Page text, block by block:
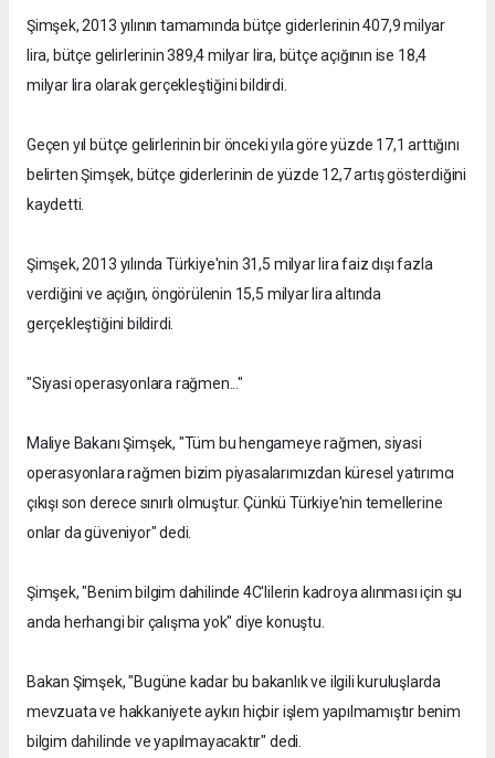
Şimşek, 2013 yılının tamamında bütçe giderlerinin 407,9 milyar
lira, bütçe gelirlerinin 389,4 milyar lira, bütçe açığının ise 18,4
milyar lira olarak gerçekleştiğini bildirdi.
Geçen yıl bütçe gelirlerinin bir önceki yıla göre yüzde 17,1 arttığını
belirten Şimşek, bütçe giderlerinin de yüzde 12,7 artış gösterdiğini
kaydetti.
Şimşek, 2013 yılında Türkiye'nin 31,5 milyar lira faiz dışı fazla
verdiğini ve açığın, öngörülenin 15,5 milyar lira altında
gerçekleştiğini bildirdi.
"Siyasi operasyonlara rağmen..."
Maliye Bakanı Şimşek, "Tüm bu hengameye rağmen, siyasi
operasyonlara rağmen bizim piyasalarımızdan küresel yatırımcı
çıkışı son derece sınırlı olmuştur. Çünkü Türkiye'nin temellerine
onlar da güveniyor" dedi.
Şimşek, "Benim bilgim dahilinde 4C'lilerin kadroya alınması için şu
anda herhangi bir çalışma yok" diye konuştu.
Bakan Şimşek, "Bugüne kadar bu bakanlık ve ilgili kuruluşlarda
mevzuata ve hakkaniyete aykırı hiçbir işlem yapılmamıştır benim
bilgim dahilinde ve yapılmayacaktır" dedi.